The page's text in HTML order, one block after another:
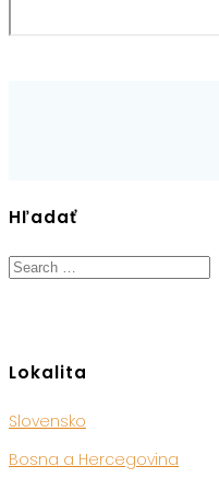
Hľadať
Search
Lokalita
Slovensko
Bosna a Hercegovina